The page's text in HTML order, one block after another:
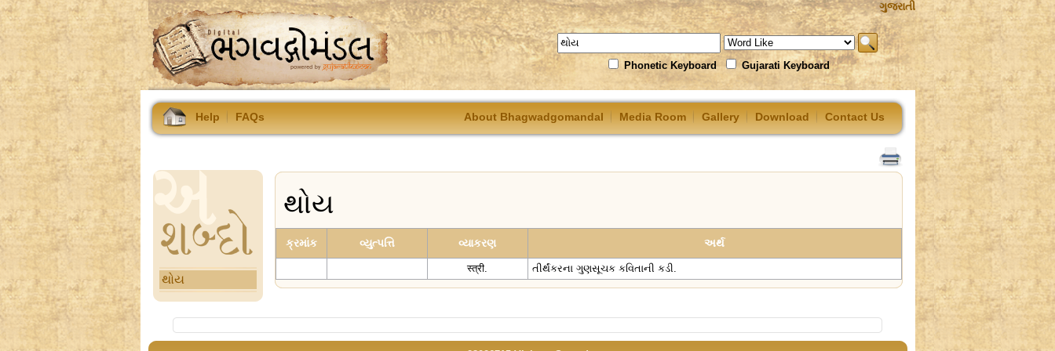
ગુજરાતી
Phonetic Keyboard Gujarati Keyboard
Help FAQs About Bhagwadgomandal Media Room Gallery Download Contact Us
થોય
થોય
ક્રમાંક વ્યુત્પત્તિ વ્યાકરણ અર્થ
स्त्री. તીર્થંકરના ગુણસૂચક કવિતાની કડી.